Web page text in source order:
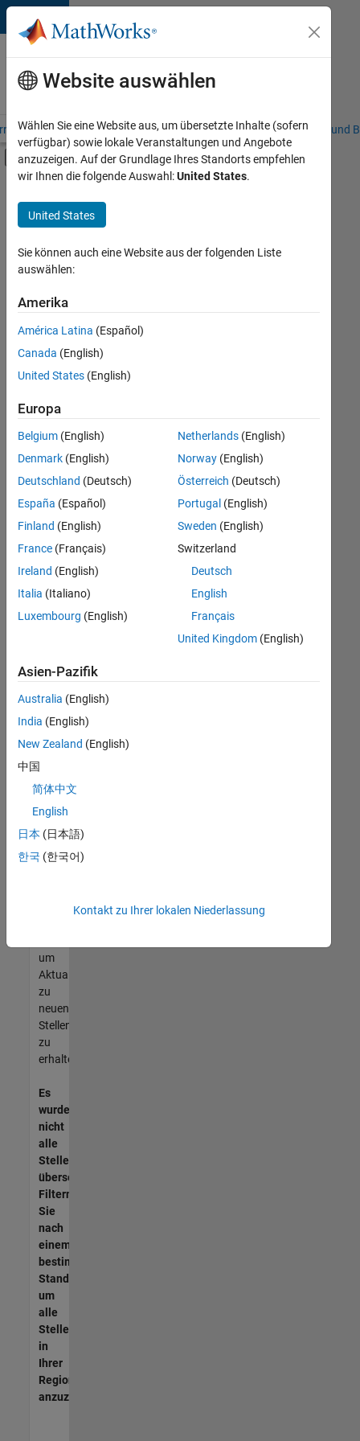
Weiter zum Inhalt
Karriere
bei
MathWorks
– Übersicht Stellensuche Niederlassungen Studierende und
Umschaltung für Off-Canvas-
Hauptinhalt
Information Technology
Commercial Sales
Customer Support
Inside Sales
Sales Operations
Marketing Services
Business Model Team
Finance and Operations
+8
Derzeit
es
keine
offenen
Stellen,
Ihren
Suchkriterien
entsprechen.
können
die
Suchkriterien
weiter
fassen
oder
alle
Stellenangebote
anzeigen .
noch
keine
offenen
Stellen
können,
die
Ihren
entsprechen,
werden
unseres
um
Aktualisierungen
zu
neuen
Stellenangeboten
zu
erhalten.
Es
wurden
nicht
alle
Stellen
übersetzt.
Filtern
Sie
nach
einem
bestimmten
Standort,
um
alle
Stellenangebote
in
Ihrer
Region
anzuzeigen.
Website auswählen
Wählen Sie eine Website aus, um übersetzte Inhalte (sofern
verfügbar) sowie lokale Veranstaltungen und Angebote
anzuzeigen. Auf der Grundlage Ihres Standorts empfehlen
wir Ihnen die folgende Auswahl:United States.
United States
Sie können auch eine Website aus der folgenden Liste
auswählen:
Amerika
América Latina (Español)
Canada (English)
United States (English)
Europa
Belgium (English)
Denmark (English)
Deutschland (Deutsch)
España (Español)
Finland (English)
France (Français)
Ireland (English)
Italia (Italiano)
Luxembourg (English)
Netherlands(English)
Norway(English)
Österreich (Deutsch)
Portugal (English)
Sweden (English)
Switzerland
Deutsch
English
Français
United Kingdom(English)
Asien-Pazifik
Australia (English)
India (English)
New Zealand (English)
中国
简体中文
English
日本 (日本語)
한국 (한국어)
Kontakt zu Ihrer lokalen Niederlassung